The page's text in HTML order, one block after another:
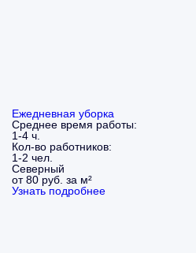
Ежедневная уборка
Среднее время работы:
1-4 ч.
Кол-во работников:
1-2 чел.
Северный
от 80 руб. за м²
Узнать подробнее